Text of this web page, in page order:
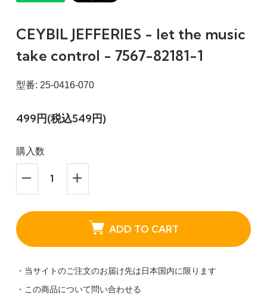
CEYBIL JEFFERIES - let the music
take control - 7567-82181-1
型番: 25-0416-070
499円(税込549円)
購入数
ADD TO CART
・当サイトのご注文のお届け先は日本国内に限ります
・この商品について問い合わせる